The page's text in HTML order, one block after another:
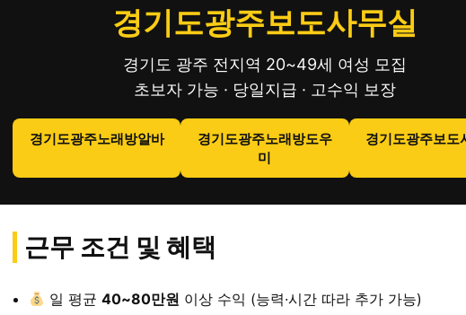
경기도광주보도사무실
경기도 광주 전지역 20~49세 여성 모집
초보자 가능 · 당일지급 · 고수익 보장
경기도광주노래방알바
경기도광주노래방도우
미
경기도광주보도
근무 조건 및 혜택
일 평균40~80만원 이상 수익 (능력·시간 따라 추가 가능)